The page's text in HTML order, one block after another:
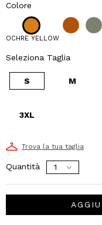
Colore
OCHRE YELLOW
Seleziona Taglia
S M
3XL
Trova la tua taglia
Quantità